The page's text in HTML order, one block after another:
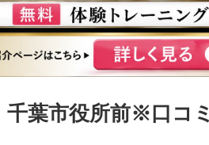
葉市役所前※口コ